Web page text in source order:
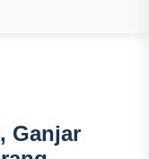
Ganjar